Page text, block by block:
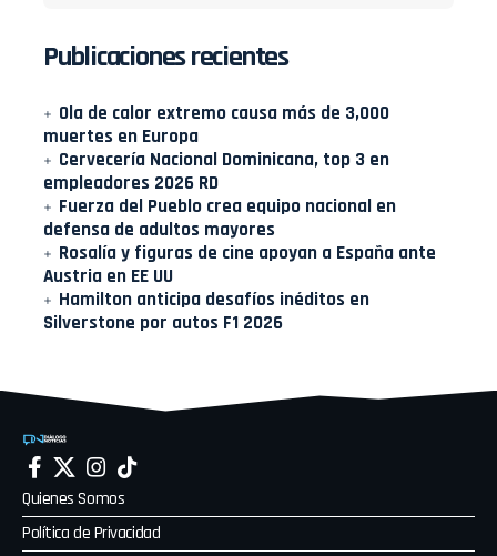
Publicaciones recientes
Ola de calor extremo causa más de 3,000
muertes en Europa
Cervecería Nacional Dominicana, top 3 en
empleadores 2026 RD
Fuerza del Pueblo crea equipo nacional en
defensa de adultos mayores
Rosalía y figuras de cine apoyan a España ante
Austria en EE UU
Hamilton anticipa desafíos inéditos en
Silverstone por autos F1 2026
Quienes Somos
Política de Privacidad